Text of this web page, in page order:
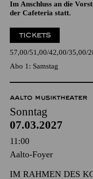
von Niillas Holmberg
18:15 Einführung
Im Anschluss an die
der Cafeteria statt.
TICKETS
57,00 51,00 42,00 35,00
Abo 1: Samstag
AALTO MUSIKTHEATER
Sonntag
07.03.2027
11:00